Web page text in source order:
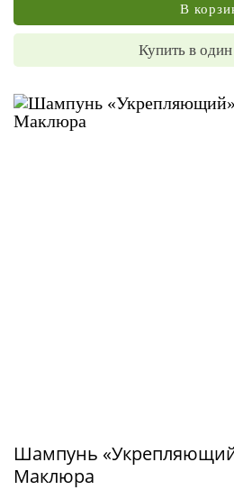
В
Купить в один
Шампунь
Маклюра